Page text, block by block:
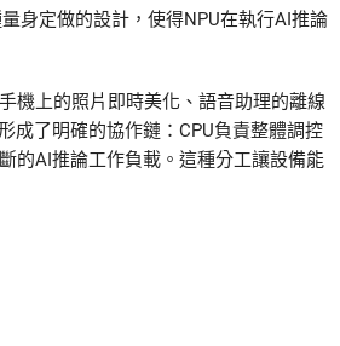
身定做的設計，使得NPU在執行AI推論
機上的照片即時美化、語音助理的離線
成了明確的協作鏈：CPU負責整體調控
的AI推論工作負載。這種分工讓設備能